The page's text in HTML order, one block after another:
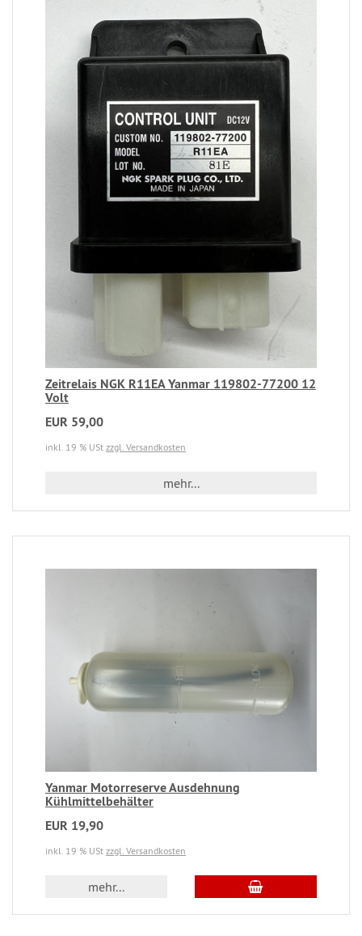
Zeitrelais NGK R11EA Yanmar 119802-77200 12
Volt
EUR 59,00
inkl. 19 % USt zzgl. Versandkosten
mehr...
Yanmar Motorreserve Ausdehnung
Kühlmittelbehälter
EUR 19,90
inkl. 19 % USt zzgl. Versandkosten
mehr...